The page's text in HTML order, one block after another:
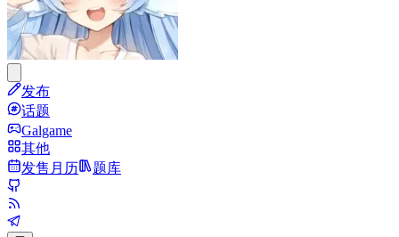
发布
话题
Galgame
其他
发售月历
题库